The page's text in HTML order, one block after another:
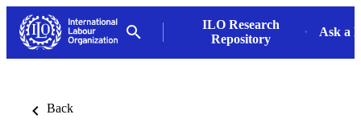
ILO Research
Repository
Ask a
Back